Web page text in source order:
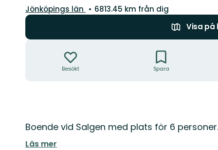
Län:
Jönköpings län
6813.45 km från dig
Visa på
Besökt Spara
Beskrivning
Boende vid Salgen med plats för 6
Läs mer